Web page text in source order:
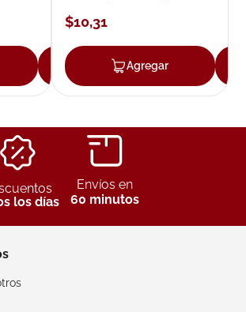
Agregar
en espuma
$10,31
Agregar
los días
Envíos en
60 minutos